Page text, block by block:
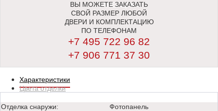
ЗАМЕРЩИКА
ВЫ МОЖЕТЕ ЗАКАЗАТЬ
СВОЙ РАЗМЕР ЛЮБОЙ
ДВЕРИ И КОМПЛЕКТАЦИЮ
ПО ТЕЛЕФОНАМ
+7 495 722 96 82
+7 906 771 37 30
Характеристики
Цвета отделки
Отделка снаружи:
Фотопанель